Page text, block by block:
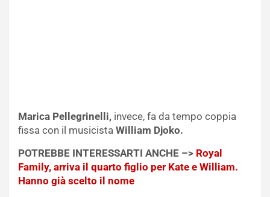
Marica Pellegrinelli, invece, fa da tempo coppia
fissa con il musicista William Djoko.
POTREBBE INTERESSARTI ANCHE –> Royal
Family, arriva il quarto figlio per Kate e William.
Hanno già scelto il nome